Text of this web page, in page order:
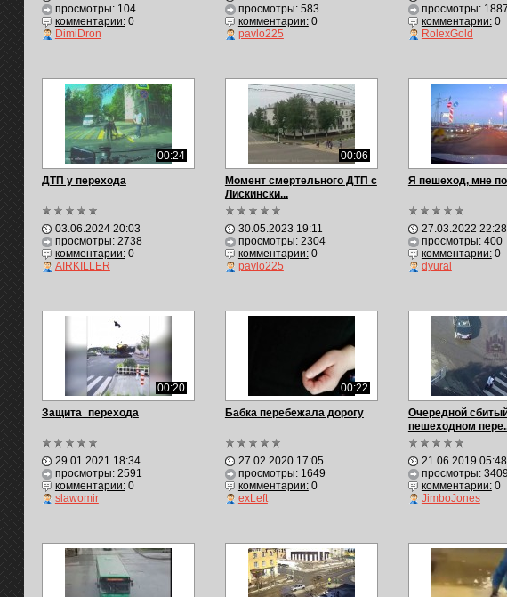
просмотры: 104
комментарии:0
DimiDron
просмотры: 583
комментарии:0
pavlo225
просмотры: 1887
комментарии:0
RolexGold
00:24
ДТП у перехода
03.06.2024 20:03
просмотры: 2738
комментарии:0
AIRKILLER
00:06
Момент смертельного ДТП с
Лискински...
30.05.2023 19:11
просмотры: 2304
комментарии:0
pavlo225
Я пешеход, мне
27.03.2022 22:28
просмотры: 400
комментарии:0
dyural
00:20
Защита_перехода
29.01.2021 18:34
просмотры: 2591
комментарии:0
slawomir
00:22
Бабка перебежала дорогу
27.02.2020 17:05
просмотры: 1649
комментарии:0
exLeft
Очередной
пешеходном
21.06.2019 05:48
просмотры: 3409
комментарии:0
JimboJones